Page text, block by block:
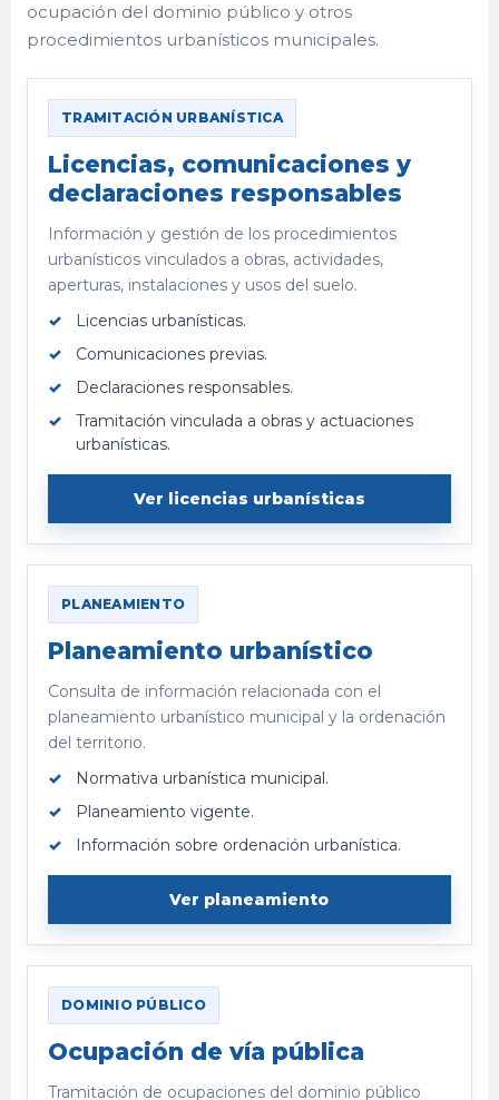
ocupación del dominio público y otros
procedimientos urbanísticos municipales.
TRAMITACIÓN URBANÍSTICA
Licencias, comunicaciones y
declaraciones responsables
Información y gestión de los procedimientos
urbanísticos vinculados a obras, actividades,
aperturas, instalaciones y usos del suelo.
Licencias urbanísticas.
Comunicaciones previas.
Declaraciones responsables.
Tramitación vinculada a obras y actuaciones
urbanísticas.
Ver licencias urbanísticas
PLANEAMIENTO
Planeamiento urbanístico
Consulta de información relacionada con el
planeamiento urbanístico municipal y la ordenación
del territorio.
Normativa urbanística municipal.
Planeamiento vigente.
Información sobre ordenación urbanística.
Ver planeamiento
DOMINIO PÚBLICO
Ocupación de vía pública
Tramitación de ocupaciones del dominio público